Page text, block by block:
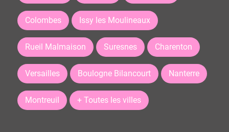
Colombes Issy les Moulineaux
Rueil Malmaison Suresnes Charenton
Versailles Boulogne Bilancourt Nanterre
Montreuil + Toutes les villes